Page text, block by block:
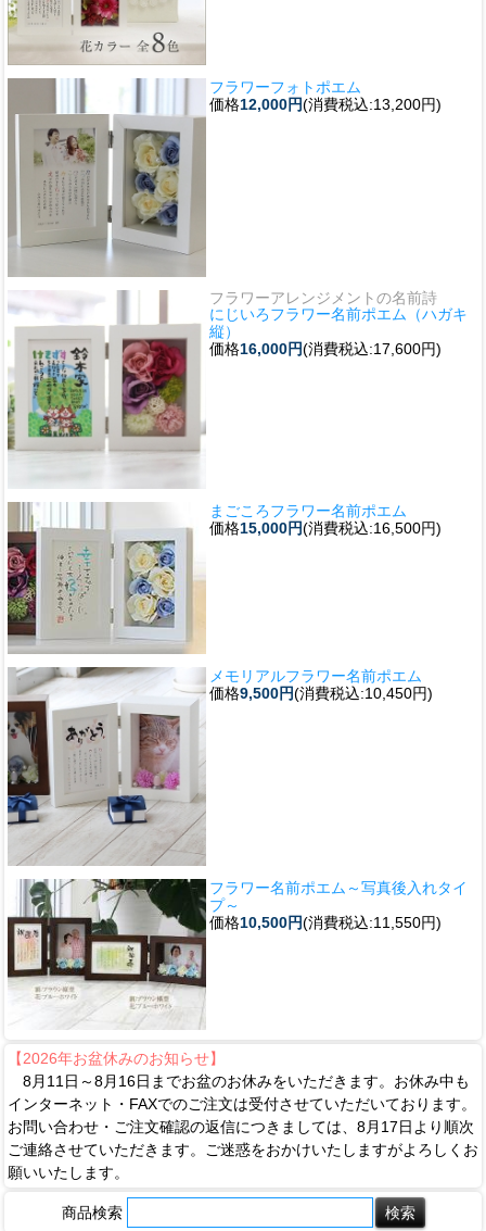
フラワーフォトポエム
価格12,000円(消費税込:13,200円)
フラワーアレンジメントの名前詩
にじいろフラワー名前ポエム（ハガキ
縦）
価格16,000円(消費税込:17,600円)
まごころフラワー名前ポエム
価格15,000円(消費税込:16,500円)
メモリアルフラワー名前ポエム
価格9,500円(消費税込:10,450円)
フラワー名前ポエム～写真後入れタイ
プ～
価格10,500円(消費税込:11,550円)
【2026年お盆休みのお知らせ】
8月11日～8月16日までお盆のお休みをいただきます。お休み中も
インターネット・FAXでのご注文は受付させていただいております。
お問い合わせ・ご注文確認の返信につきましては、8月17日より順次
ご連絡させていただきます。ご迷惑をおかけいたしますがよろしくお
願いいたします。
商品検索